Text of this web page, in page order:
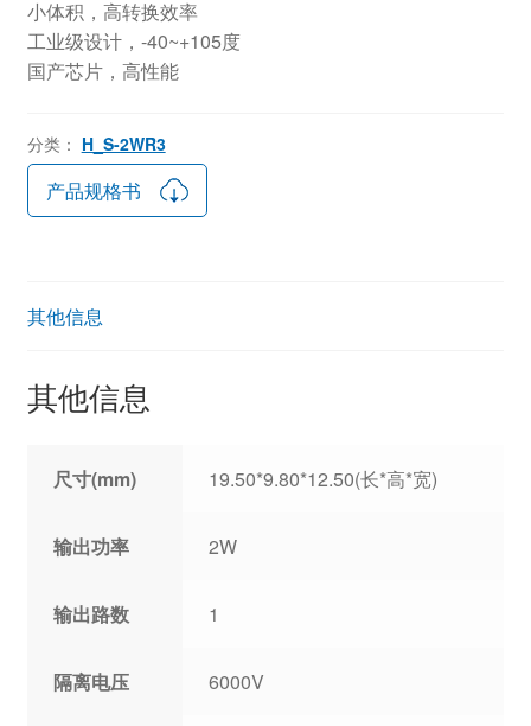
小体积，高转换效率
工业级设计，-40~+105度
国产芯片，高性能
分类： H_S-2WR3
产品规格书
其他信息
其他信息
尺寸(mm) 19.50*9.80*12.50(长*高*宽)
输出功率 2W
输出路数 1
隔离电压 6000V